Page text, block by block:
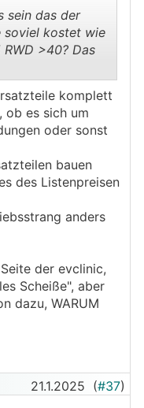
ev-ice-an
sein das der
soviel kostet wie
>40? Das
komplett
ob es sich um
oder sonst
bauen
des Listenpreisen
anders
der evclinic,
Scheiße", aber
dazu, WARUM
21.1.2025 (#37)